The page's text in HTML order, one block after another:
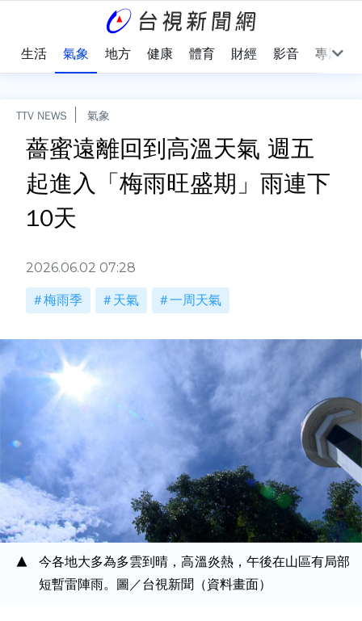
生活 氣象 地方 健康 體育 財經 影音 專題
TTV NEWS 氣象
薔蜜遠離回到高溫天氣 週五
起進入「梅雨旺盛期」雨連下
10天
2026.06.02 07:28
梅雨季 天氣 一周天氣
今各地大多為多雲到晴，高溫炎熱，午後在山區有局部
短暫雷陣雨。圖／台視新聞（資料畫面）